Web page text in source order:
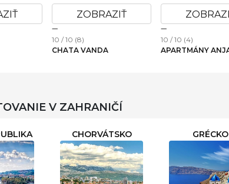
ZOBRAZIŤ
10 / 10 (1)
CHALET WEST - ZUBEREC
ZOBRAZIŤ
10 / 10 (4)
WINE APARTMENTS
V ZAHRANIČÍ
CHORVÁTSKO GRÉCKO